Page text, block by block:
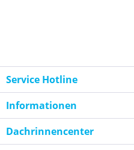
Service Hotline
Informationen
Dachrinnencenter